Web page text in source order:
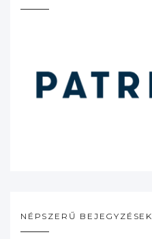
NÉPSZERŰ BEJEGYZÉSEK